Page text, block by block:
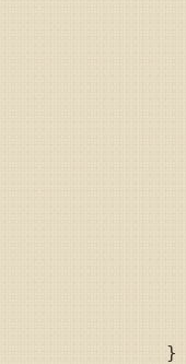
        }